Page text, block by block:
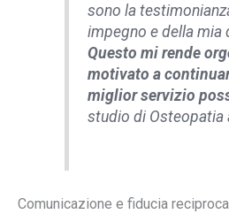
sono la
impegno e della mia
Questo mi rende
motivato a
miglior servizio
studio di Osteopatia
Comunicazione e fiducia reciproca